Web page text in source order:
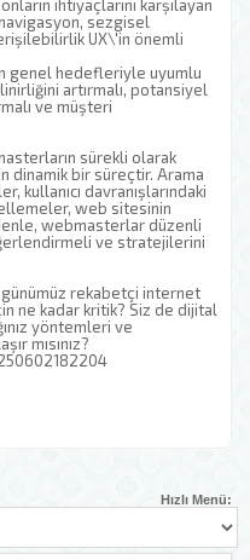
ihtiyaçlarını karşılayan
sezgisel
UX\'in önemli
genel hedefleriyle uyumlu
artırmalı, potansiyel
ve müşteri
sürekli olarak
dinamik bir süreçtir. Arama
kullanıcı davranışlarındaki
web sitesinin
webmasterlar düzenli
ve stratejilerini
rekabetçi internet
ne kadar kritik? Siz de dijital
yöntemleri ve
mısınız?
Hızlı Menü: